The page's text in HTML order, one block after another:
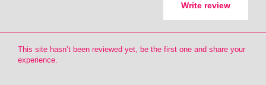
Write review
This site hasn’t been reviewed yet, be the first one and share your
experience.